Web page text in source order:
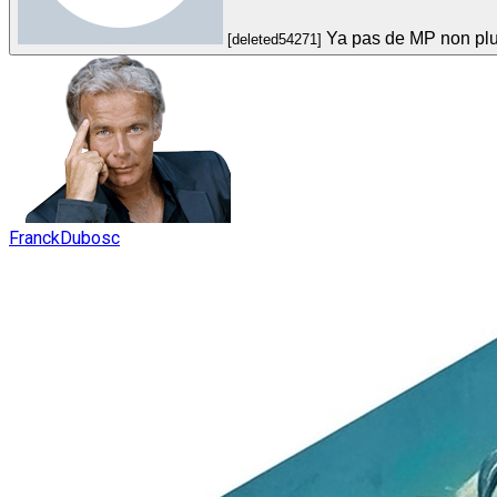
[deleted54271] Ya pas de MP non
FranckDubosc